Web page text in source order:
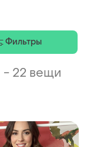
- 22 вещи
Фильтры